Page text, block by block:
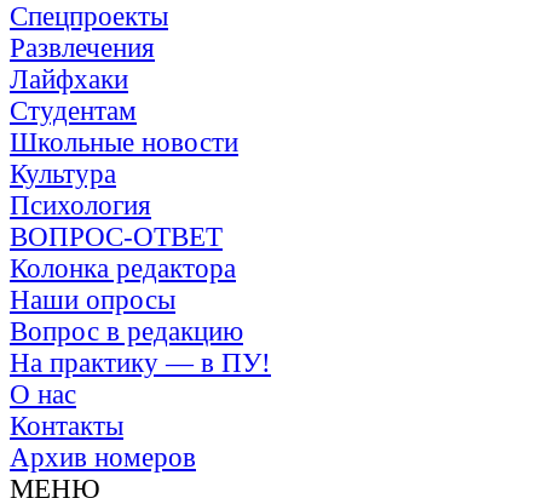
Спецпроекты
Развлечения
Лайфхаки
Студентам
Школьные новости
Культура
Психология
ВОПРОС-ОТВЕТ
Колонка редактора
Наши опросы
Вопрос в редакцию
На практику — в ПУ!
О нас
Контакты
Архив номеров
МЕНЮ